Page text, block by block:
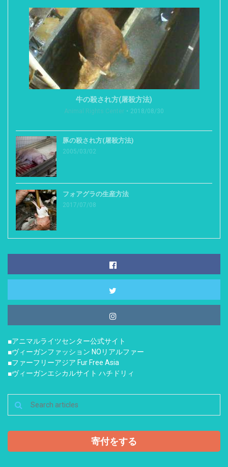
牛の殺され方(屠殺方法)
Animal Rights Center 2018/08/30
豚の殺され方(屠殺方法)
2005/03/02
フォアグラの生産方法
2017/07/08
■アニマルライツセンター公式サイト
■ヴィーガンファッション NOリアルファー
■ファーフリーアジア Fur Free Asia
■ヴィーガンエシカルサイト ハチドリィ
寄付をする